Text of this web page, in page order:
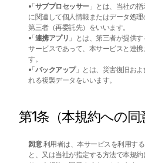
「サブプロセッサー」とは、当社の
に関連して個人情報またはデータ処
第三者（再委託先）をいいます。
「連携アプリ 」とは、第三者が提供
サービスであって、本サービスと連
す。
「バックアップ」とは、災害復旧お
れる複製データをいいます。
第1条（本規約への同
同意 利用者は、本サービスを利用す
と、又は当社が指定する方法で本規